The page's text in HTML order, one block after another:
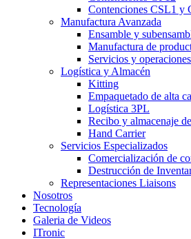
Contenciones CSL1 y
Manufactura Avanzada
Ensamble y
Manufactura de
Servicios y
Logística y Almacén
Kitting
Empaquetado de alta
Logística 3PL
Recibo y almacenaje
Hand Carrier
Servicios Especializados
Comercialización de
Destrucción de
Representaciones Liaisons
Nosotros
Tecnología
Galeria de Videos
ITronic